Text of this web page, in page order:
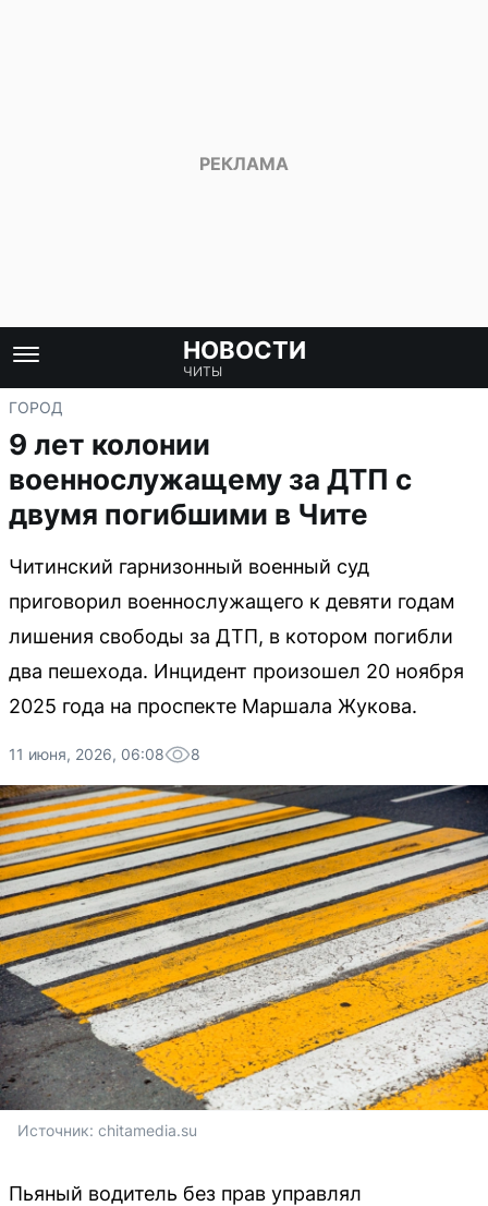
НОВОСТИ
ЧИТЫ
ГОРОД
9 лет колонии
военнослужащему за ДТП с
двумя погибшими в Чите
Читинский гарнизонный военный суд
приговорил военнослужащего к девяти годам
лишения свободы за ДТП, в котором погибли
два пешехода. Инцидент произошел 20 ноября
2025 года на проспекте Маршала Жукова.
11 июня, 2026, 06:08 8
Источник: chitamedia.su
Пьяный водитель без прав управлял